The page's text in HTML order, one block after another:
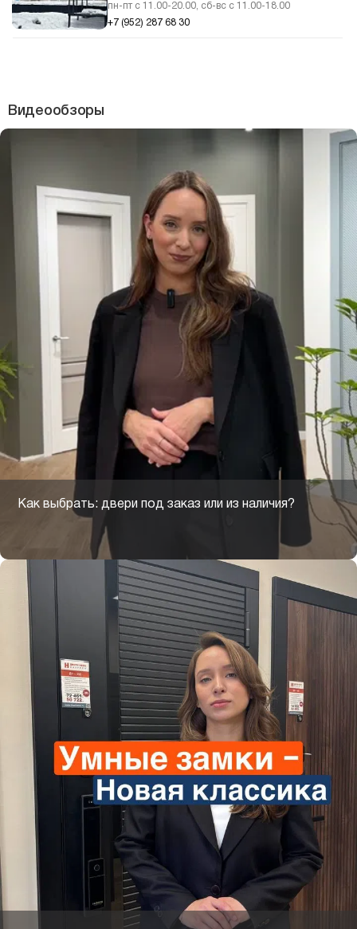
пн-пт с 11.00-20.00, сб-вс с 11.00-18.00
+7 (952) 287 68 30
Видеообзоры
Как выбрать: двери под заказ или из наличия?